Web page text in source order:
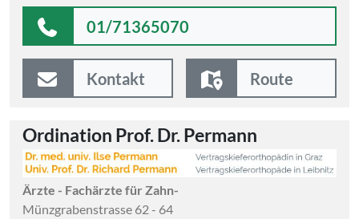
01/71365070
Kontakt Route
Ordination Prof. Dr. Permann
Ärzte - Fachärzte für Zahn-
Münzgrabenstrasse 62 - 64